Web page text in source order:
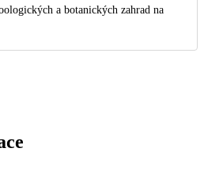
a botanických zahrad na